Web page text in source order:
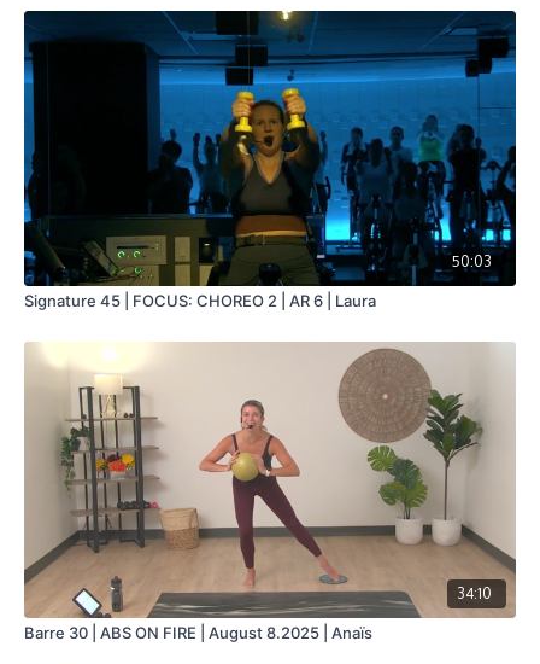
50:03
Signature 45 | FOCUS: CHOREO 2 | AR 6 | Laura
34:10
Barre 30 | ABS ON FIRE | August 8.2025 | Anaïs